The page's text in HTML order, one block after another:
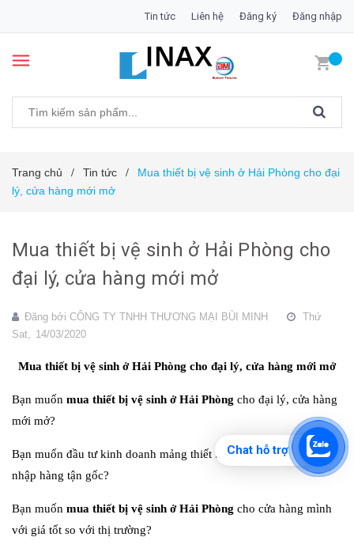
Tin tức Liên hệ Đăng ký Đăng nhập
Trang chủ / Tin tức /
Mua thiết bị vệ sinh ở Hải Phòng cho đại
lý, cửa hàng mới mở
Mua thiết bị vệ sinh ở Hải Phòng cho
đại lý, cửa hàng mới mở
Đăng bởi CÔNG TY TNHH THƯƠNG MẠI BÙI MINH
Thứ
Sat, 14/03/2020
Mua thiết bị vệ sinh ở Hải Phòng cho đại lý, cửa hàng mới mở
Bạn muốn mua thiết bị vệ sinh ở Hải Phòng cho đại lý, cửa hàng
mới mở?
Bạn muốn đầu tư kinh doanh mảng thiết bị vệ sinh và đang cần
nhập hàng tận gốc?
Bạn muốn mua thiết bị vệ sinh ở Hải Phòng cho cửa hàng mình
với giá tốt so với thị trường?
Chat hỗ trợ